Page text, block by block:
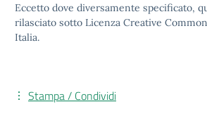
Eccetto dove diversamente specificato,
rilasciato sotto Licenza Creative
Italia.
Stampa / Condividi